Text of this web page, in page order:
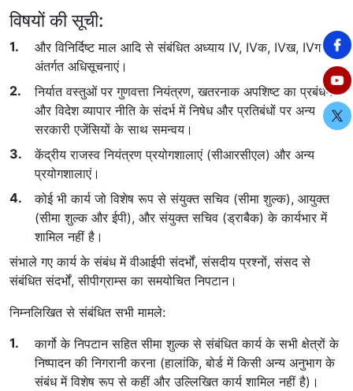
विषयों की सूची:
और विनिर्दिष्ट माल आदि से संबंधित अध्याय IV, IVक, IVख, IVग के
अंतर्गत अधिसूचनाएं।
निर्यात वस्तुओं पर गुणवत्ता नियंत्रण, खतरनाक अपशिष्ट का प्रबंधन
और विदेश व्यापार नीति के संदर्भ में निषेध और प्रतिबंधों पर अन्य
सरकारी एजेंसियों के साथ समन्वय।
केंद्रीय राजस्व नियंत्रण प्रयोगशालाएं (सीआरसीएल) और अन्य
प्रयोगशालाएं।
कोई भी कार्य जो विशेष रूप से संयुक्त सचिव (सीमा शुल्क), आयुक्त
(सीमा शुल्क और ईपी), और संयुक्त सचिव (ड्राबैक) के कार्यभार में
शामिल नहीं है।
संभाले गए कार्य के संबंध में वीआईपी संदर्भों, संसदीय प्रश्नों, संसद से
संबंधित संदर्भों, सीपीग्राम्स का समयोचित निपटान।
निम्नलिखित से संबंधित सभी मामले:
कार्गो के निपटान सहित सीमा शुल्क से संबंधित कार्य के सभी क्षेत्रों के
निष्पादन की निगरानी करना (हालांकि, बोर्ड में किसी अन्य अनुभाग के
संबंध में विशेष रूप से कहीं और उल्लिखित कार्य शामिल नहीं है)।